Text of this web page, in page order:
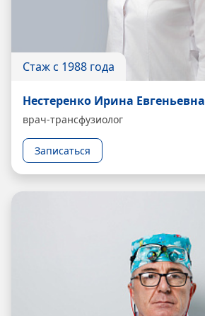
Стаж с 1988 года
Нестеренко Ирина Евгеньевна
врач-трансфузиолог
Записаться